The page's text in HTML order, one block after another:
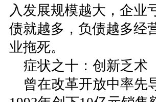
入发展规模越大，企业
债就越多，负债越多经
业拖死。
症状之十：创新乏术
曾在改革开放中率先